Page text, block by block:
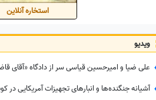
استخاره آنلاین
ویدیو